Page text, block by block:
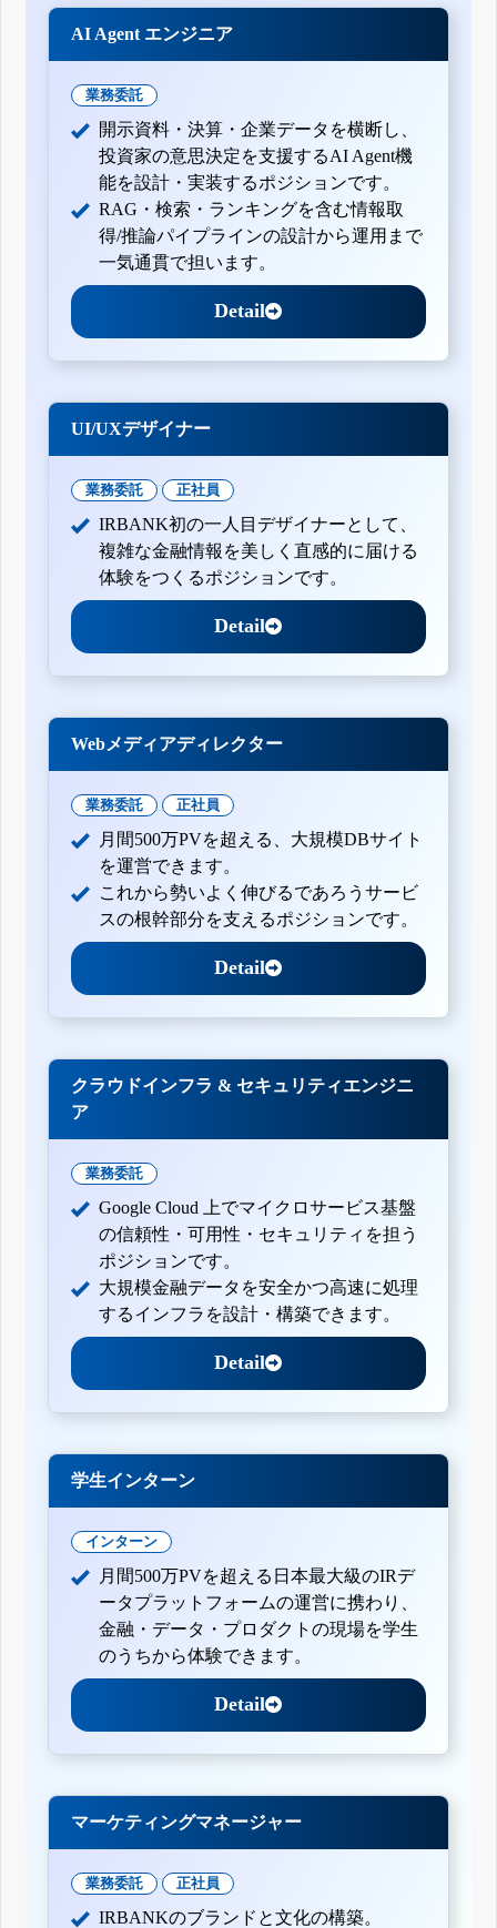
AI Agent エンジニア
業務委託
開示資料・決算・企業データを横断し、
投資家の意思決定を支援するAI Agent機
能を設計・実装するポジションです。
RAG・検索・ランキングを含む情報取
得/推論パイプラインの設計から運用まで
一気通貫で担います。
Detail
UI/UXデザイナー
業務委託 正社員
IRBANK初の一人目デザイナーとして、
複雑な金融情報を美しく直感的に届ける
体験をつくるポジションです。
Detail
Webメディアディレクター
業務委託 正社員
月間500万PVを超える、大規模DBサイト
を運営できます。
これから勢いよく伸びるであろうサービ
スの根幹部分を支えるポジションです。
Detail
クラウドインフラ & セキュリティエンジニ
ア
業務委託
Google Cloud 上でマイクロサービス基盤
の信頼性・可用性・セキュリティを担う
ポジションです。
大規模金融データを安全かつ高速に処理
するインフラを設計・構築できます。
Detail
学生インターン
インターン
月間500万PVを超える日本最大級のIRデ
ータプラットフォームの運営に携わり、
金融・データ・プロダクトの現場を学生
のうちから体験できます。
Detail
マーケティングマネージャー
業務委託 正社員
IRBANKのブランドと文化の構築。